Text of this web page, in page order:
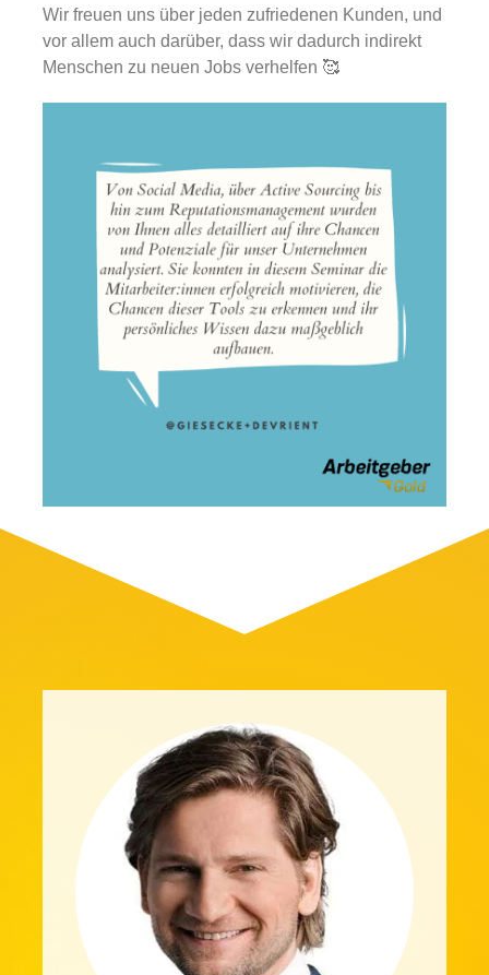
Wir freuen uns über jeden zufriedenen Kunden, und
vor allem auch darüber, dass wir dadurch indirekt
Menschen zu neuen Jobs verhelfen 🥰